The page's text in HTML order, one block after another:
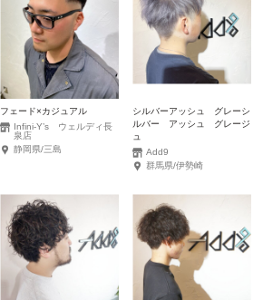
フェード×カジュアル
Infini-Y’s ウェルディ長
泉店
静岡県/三島
シルバーアッシュ グレーシ
ルバー アッシュ グレージ
ュ
Add9
群馬県/伊勢崎